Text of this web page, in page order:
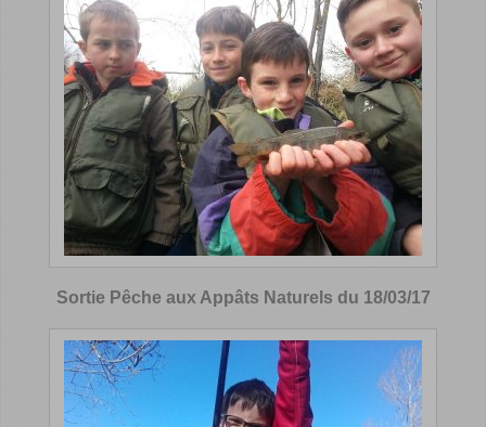
Sortie Pêche aux Appâts Naturels du 18/03/17